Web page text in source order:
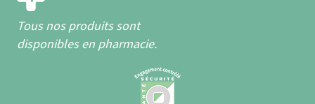
Tous nos produits sont
disponibles en pharmacie.